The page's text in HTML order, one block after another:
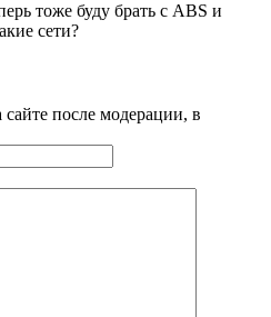
тоже буду брать с ABS и
сети?
после модерации, в